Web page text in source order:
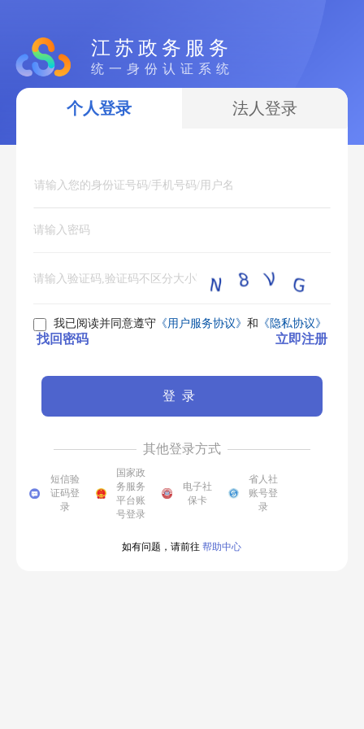
江苏政务服务
统一身份认证系统
个人登录 法人登录
我已阅读并同意遵守《用户服务协议》 和 《隐私协议》
找回密码 立即注册
登录
其他登录方式
短信验
证码登
录
国家政
务服务
平台账
号登录
电子社
保卡
省人社
账号登
录
如有问题，请前往 帮助中心